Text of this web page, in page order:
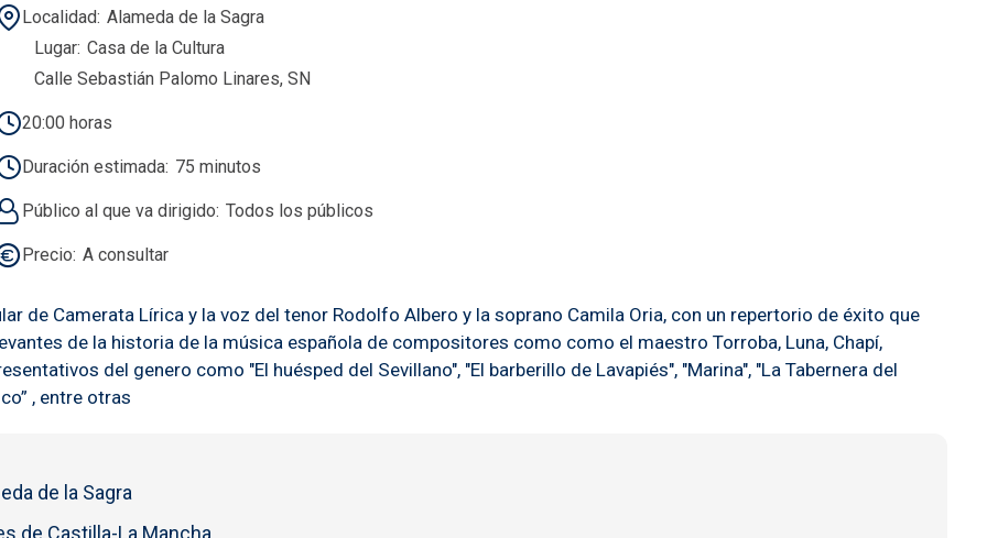
Localidad Alameda de la Sagra
Lugar Casa de la Cultura
Calle Sebastián Palomo Linares, SN
20:00 horas
Duración estimada 75 minutos
Público al que va dirigido Todos los públicos
Precio A consultar
de Camerata Lírica y la voz del tenor Rodolfo Albero y la soprano Camila Oria, con un repertorio de éxito que
de la historia de la música española de compositores como como el maestro Torroba, Luna, Chapí,
del genero como "El huésped del Sevillano", "El barberillo de Lavapiés", "Marina", "La Tabernera del
, entre otras
de la Sagra
de Castilla-La Mancha